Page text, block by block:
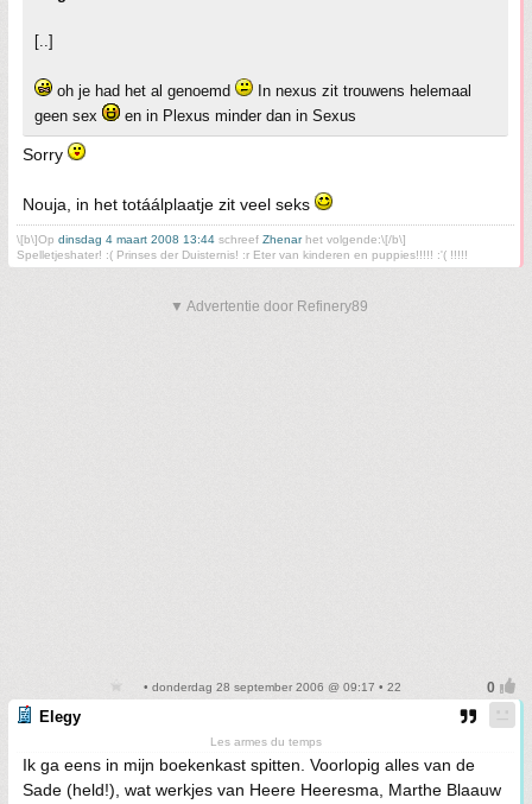
[..]
oh je had het al genoemd
In nexus zit trouwens helemaal
geen sex
en in Plexus minder dan in Sexus
Sorry
Nouja, in het totáálplaatje zit veel seks
\[b\]Op dinsdag 4 maart 2008 13:44 schreef Zhenarhet volgende:\[/b\]
Spelletjeshater! :( Prinses der Duisternis! :r Eter van kinderen en puppies!!!!! :'( !!!!!
▼ Advertentie door Refinery89
• donderdag 28 september 2006 @ 09:17 • 22
Elegy
Les armes du temps
Ik ga eens in mijn boekenkast spitten. Voorlopig alles van de
Sade (held!), wat werkjes van Heere Heeresma, Marthe Blaauw